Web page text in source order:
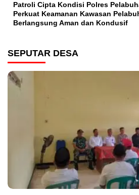
Patroli Cipta Kondisi Polres
Perkuat Keamanan Kawasan
Berlangsung Aman dan Kondusif
SEPUTAR DESA